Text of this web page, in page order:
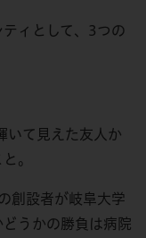
ィとして、3つの
て見えた友人か
。
設者が岐阜大学
うかの勝負は病院